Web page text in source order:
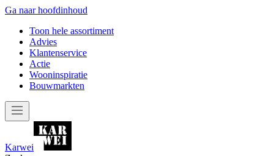
Ga naar hoofdinhoud
Toon hele assortiment
Advies
Klantenservice
Actie
Wooninspiratie
Bouwmarkten
Karwei